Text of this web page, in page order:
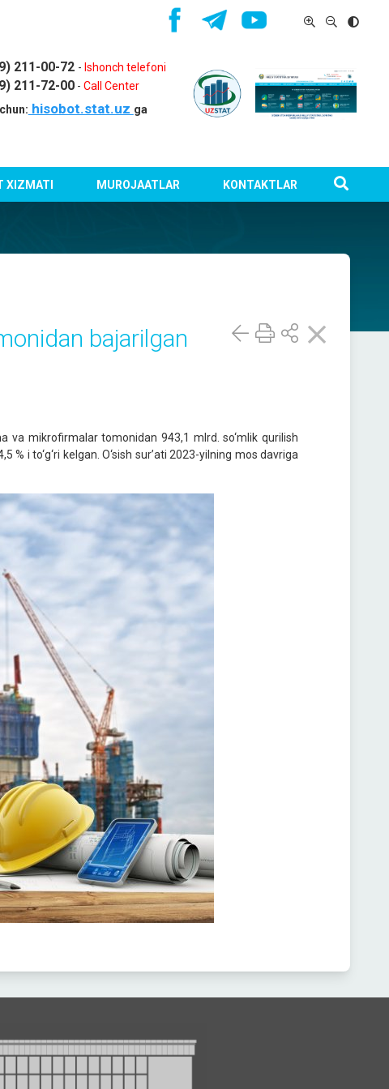
211-00-72 - Ishonch telefoni
211-72-00- Call Center
hisobot.stat.uz ga
XIZMATI MUROJAATLAR KONTAKTLAR
bajarilgan
va mikrofirmalar tomonidan 943,1 mlrd. so‘mlik qurilish
% i to‘g‘ri kelgan. O‘sish sur’ati 2023-yilning mos davriga